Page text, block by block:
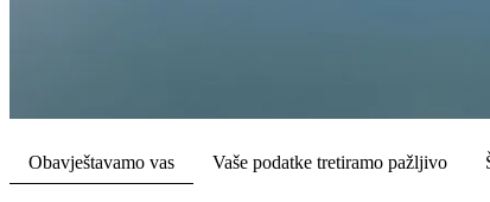
Obavještavamo vas Vaše podatke tretiramo pažljivo